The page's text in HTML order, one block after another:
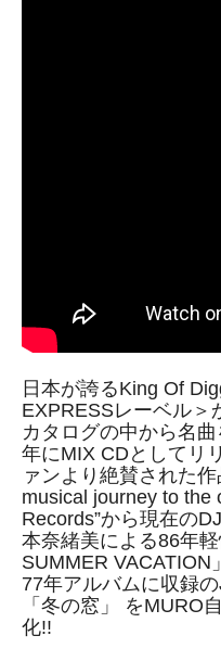
日本が誇るKing Of
EXPRESSレーベル＞
カタログの中から名
年にMIX CDとしてリ
ァンより絶賛された
musical journey to the
Records”から現在の
本奈緒美による86年
SUMMER VACATION
77年アルバムに収録
「冬の窓」 をMURO
化!!